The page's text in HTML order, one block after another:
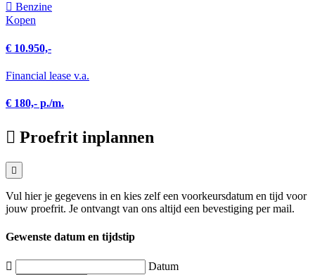
Benzine
Kopen
€ 10.950,-
Financial lease v.a.
€ 180,- p./m.
Proefrit inplannen
Vul hier je gegevens in en kies zelf een voorkeursdatum en tijd voor
jouw proefrit. Je ontvangt van ons altijd een bevestiging per mail.
Gewenste datum en tijdstip
Datum